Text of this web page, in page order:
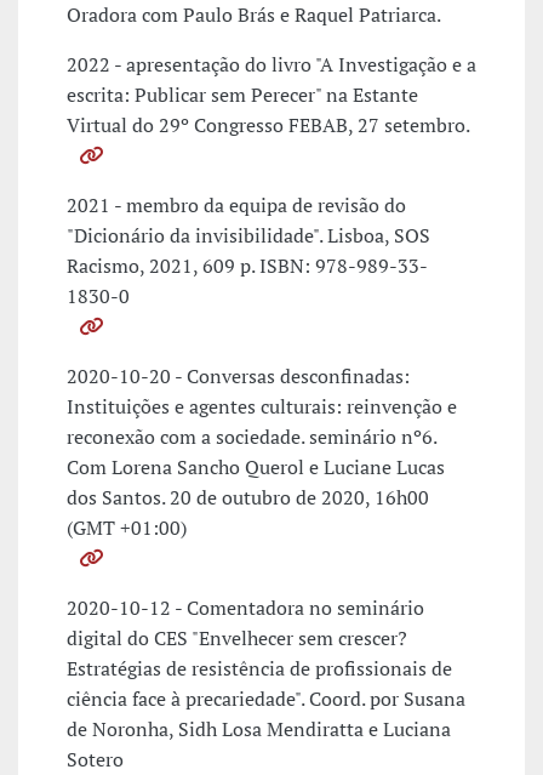
Oradora com Paulo Brás e Raquel Patriarca.
2022 - apresentação do livro "A Investigação e a
escrita: Publicar sem Perecer" na Estante
Virtual do 29º Congresso FEBAB, 27 setembro.
2021 - membro da equipa de revisão do
"Dicionário da invisibilidade". Lisboa, SOS
Racismo, 2021, 609 p. ISBN: 978-989-33-
1830-0
2020-10-20 - Conversas desconfinadas:
Instituições e agentes culturais: reinvenção e
reconexão com a sociedade. seminário nº6.
Com Lorena Sancho Querol e Luciane Lucas
dos Santos. 20 de outubro de 2020, 16h00
(GMT +01:00)
2020-10-12 - Comentadora no seminário
digital do CES "Envelhecer sem crescer?
Estratégias de resistência de profissionais de
ciência face à precariedade". Coord. por Susana
de Noronha, Sidh Losa Mendiratta e Luciana
Sotero